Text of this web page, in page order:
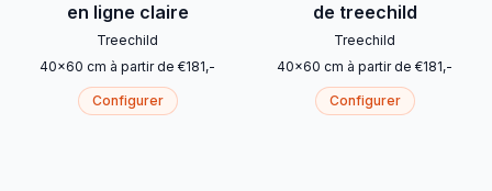
en ligne claire
Treechild
40x60 cm à partir de €181,-
Configurer
de treechild
Treechild
40x60 cm à partir de €181,-
Configurer